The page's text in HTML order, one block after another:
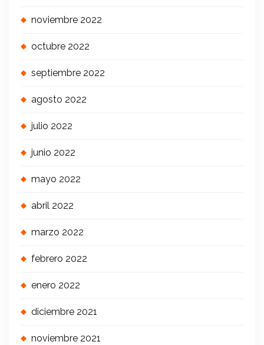
noviembre 2022
octubre 2022
septiembre 2022
agosto 2022
julio 2022
junio 2022
mayo 2022
abril 2022
marzo 2022
febrero 2022
enero 2022
diciembre 2021
noviembre 2021